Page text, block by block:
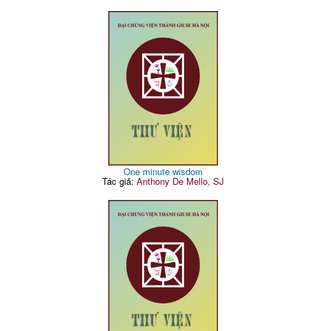
One minute wisdom
Tác giả: Anthony De Mello, SJ